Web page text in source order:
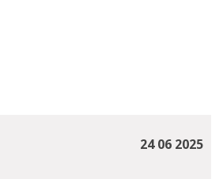
24 06 2025